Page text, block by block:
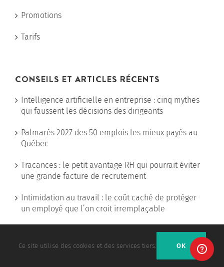
Promotions
Tarifs
CONSEILS ET ARTICLES RÉCENTS
Intelligence artificielle en entreprise : cinq mythes
qui faussent les décisions des dirigeants
Palmarès 2027 des 50 emplois les mieux payés au
Québec
Tracances : le petit avantage RH qui pourrait éviter
une grande facture de recrutement
Intimidation au travail : le coût caché de protéger
un employé que l’on croit irremplaçable
CONTACTEZ-NOUS!
Ce site utilise des cookies et des services tiers. OK